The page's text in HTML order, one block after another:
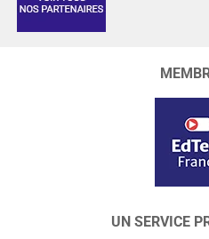
UN SERVICE